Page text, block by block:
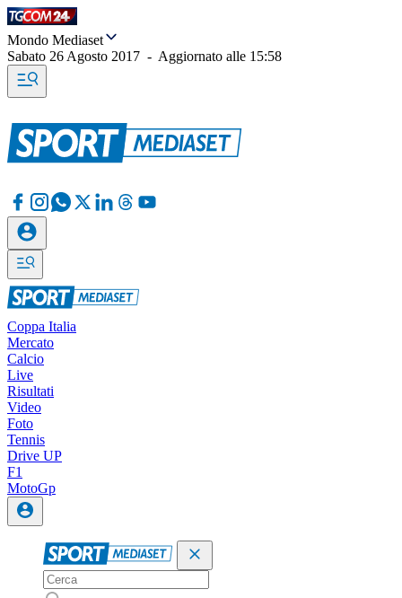
Mondo Mediaset
Sabato 26 Agosto 2017 - Aggiornato alle 15:58
Coppa Italia
Mercato
Calcio
Live
Risultati
Video
Foto
Tennis
Drive UP
F1
MotoGp